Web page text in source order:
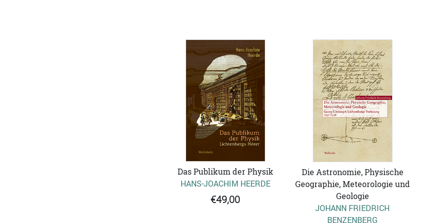
Das Publikum der Physik
HANS-JOACHIM HEERDE
€49,00
Die Astronomie, Physische
Geographie, Meteorologie und
Geologie
JOHANN FRIEDRICH
BENZENBERG